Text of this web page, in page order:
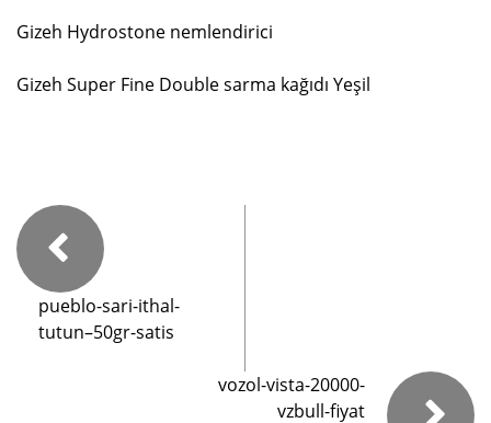
Gizeh Hydrostone nemlendirici
Gizeh Super Fine Double sarma kağıdı Yeşil
pueblo-sari-ithal-
tutun–50gr-satis
vozol-vista-20000-
vzbull-fiyat